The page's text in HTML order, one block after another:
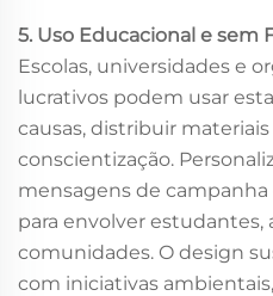
5. Uso Educacional e sem
Escolas, universidades e
lucrativos podem usar
causas, distribuir
conscientização.
mensagens de
para envolver estudantes,
comunidades. O design
com iniciativas